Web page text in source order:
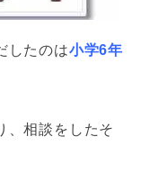
したのは小学6年
、相談をしたそ